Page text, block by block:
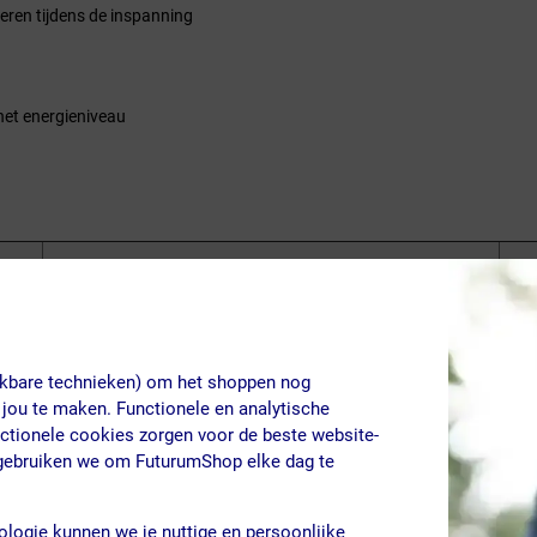
technieken) om het shoppen nog
te maken. Functionele en analytische
cookies zorgen voor de beste website-
we om FuturumShop elke dag te
kunnen we je nuttige en persoonlijke
tijdens de inspanning
energieniveau
0 g
76,7 g
18 g